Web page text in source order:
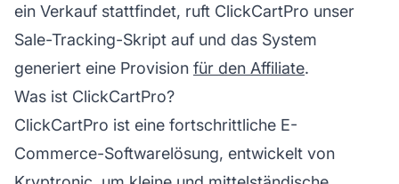
ein Verkauf stattfindet, ruft ClickCartPro unser
Sale-Tracking-Skript auf und das System
generiert eine Provision für den Affiliate.
Was ist ClickCartPro?
ClickCartPro ist eine fortschrittliche E-
Commerce-Softwarelösung, entwickelt von